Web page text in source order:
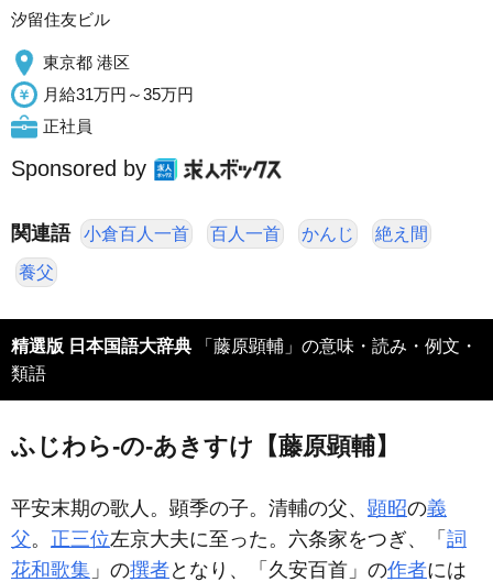
汐留住友ビル
東京都 港区
月給31万円～35万円
正社員
Sponsored by
関連語 小倉百人一首 百人一首 かんじ 絶え間
養父
精選版 日本国語大辞典
類語
ふじわら‐の‐あきすけ【藤原顕輔】
平安末期の歌人。顕季の子。清輔の父、 顕昭の義
父。 正三位左京大夫に至った。六条家をつぎ、「 詞
花和歌集 」の撰者となり、「久安百首」の作者には